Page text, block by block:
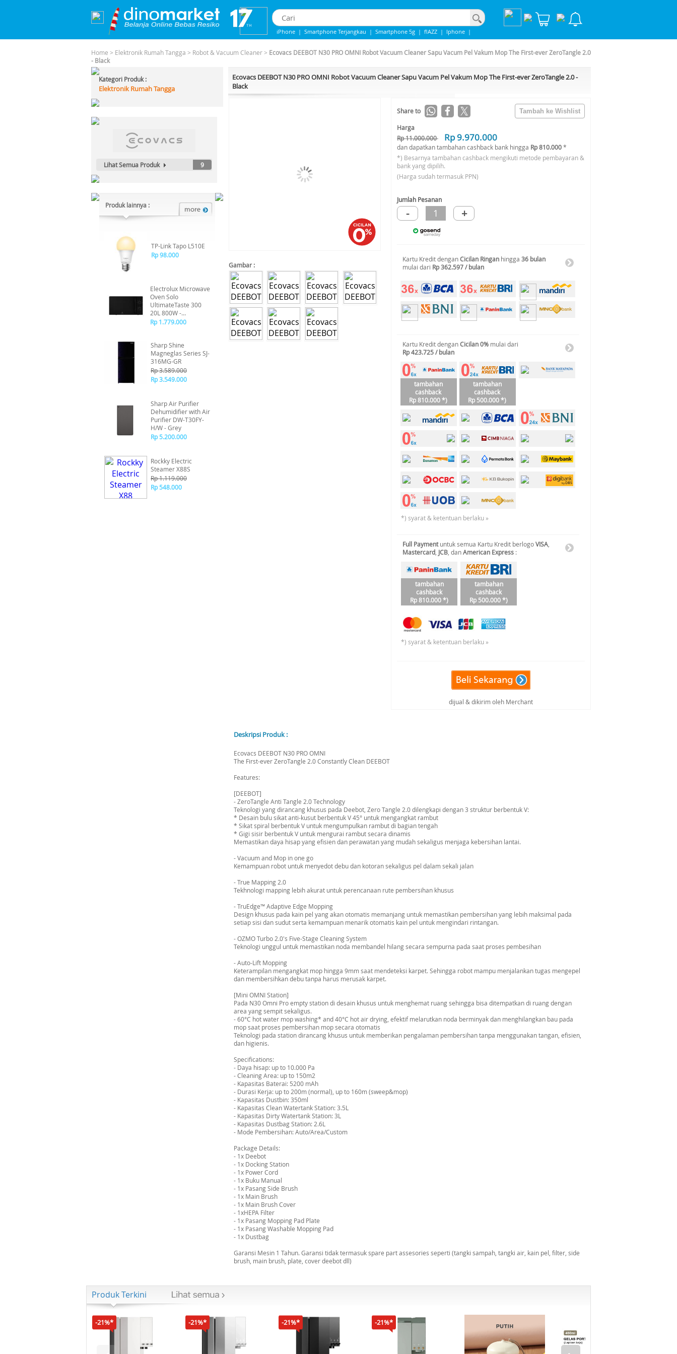
iPhone | Smartphone Terjangkau | Smartphone 5g | flAZZ | Iphone |
Home > Elektronik Rumah Tangga > Robot & Vacuum Cleaner> Ecovacs DEEBOT N30 PRO OMNI Robot Vacuum Cleaner Sapu Vacum Pel Vakum Mop The First-ever ZeroTangle 2.0
- Black
Kategori Produk :
Elektronik Rumah Tangga
Lihat Semua Produk 9
Produk lainnya :
TP-Link Tapo L510E
Rp 98.000
Electrolux Microwave
Oven Solo
UltimateTaste 300
20L 800W -
EMM20K22BA
Rp 1.779.000
Sharp Shine
Magneglas Series SJ-
316MG-GR
Rp 3.589.000
Rp 3.549.000
Sharp Air Purifier
Dehumidifier with Air
Purifier DW-T30FY-
H/W - Grey
Rp 5.200.000
Rockky Electric
Steamer X88S
Rp 1.119.000
Rp 548.000
Ecovacs DEEBOT N30 PRO OMNI Robot Vacuum Cleaner Sapu Vacum Pel Vakum Mop The First-ever ZeroTangle 2.0 -
Black
Gambar :
Share to
Harga
Rp 11.000.000
Rp 9.970.000
dan dapatkan tambahan cashback bank hingga Rp 810.000*
*) Besarnya tambahan cashback mengikuti metode pembayaran &
bank yang dipilih.
(Harga sudah termasuk PPN)
Jumlah Pesanan
- 1 +
Kartu Kredit denganCicilan Ringan hingga 36 bulan
mulai dari Rp 362.597 / bulan
Kartu Kredit denganCicilan 0% mulai dari
Rp 423.725 / bulan
tambahan
cashback
Rp 810.000 *)
tambahan
cashback
Rp 500.000 *)
*) syarat & ketentuan berlaku »
Full Paymentuntuk semua Kartu Kredit berlogoVISA
Mastercard JCB , danAmerican Express :
tambahan
cashback
Rp 810.000 *)
tambahan
cashback
Rp 500.000 *)
*) syarat & ketentuan berlaku »
dijual & dikirim oleh Merchant
Deskripsi Produk :
Ecovacs DEEBOT N30 PRO OMNI
The First-ever ZeroTangle 2.0 Constantly Clean DEEBOT
Features:
[DEEBOT]
- ZeroTangle Anti Tangle 2.0 Technology
Teknologi yang dirancang khusus pada Deebot, Zero Tangle 2.0 dilengkapi dengan 3 struktur berbentuk V:
* Desain bulu sikat anti-kusut berbentuk V 45° untuk mengangkat rambut
* Sikat spiral berbentuk V untuk mengumpulkan rambut di bagian tengah
* Gigi sisir berbentuk V untuk mengurai rambut secara dinamis
Memastikan daya hisap yang efisien dan perawatan yang mudah sekaligus menjaga kebersihan lantai.
- Vacuum and Mop in one go
Kemampuan robot untuk menyedot debu dan kotoran sekaligus pel dalam sekali jalan
- True Mapping 2.0
Tekhnologi mapping lebih akurat untuk perencanaan rute pembersihan khusus
- TruEdge™ Adaptive Edge Mopping
Design khusus pada kain pel yang akan otomatis memanjang untuk memastikan pembersihan yang lebih maksimal pada
setiap sisi dan sudut serta kemampuan menarik otomatis kain pel untuk mengindari rintangan.
- OZMO Turbo 2.0's Five-Stage Cleaning System
Teknologi unggul untuk memastikan noda membandel hilang secara sempurna pada saat proses pembesihan
- Auto-Lift Mopping
Keterampilan mengangkat mop hingga 9mm saat mendeteksi karpet. Sehingga robot mampu menjalankan tugas mengepel
dan membersihkan debu tanpa harus merusak karpet.
[Mini OMNI Station]
Pada N30 Omni Pro empty station di desain khusus untuk menghemat ruang sehingga bisa ditempatkan di ruang dengan
area yang sempit sekaligus.
- 60°C hot water mop washing* and 40°C hot air drying, efektif melarutkan noda berminyak dan menghilangkan bau pada
mop saat proses pembersihan mop secara otomatis
Teknologi pada station dirancang khusus untuk memberikan pengalaman pembersihan tanpa menggunakan tangan, efisien,
dan higienis.
Specifications:
- Daya hisap: up to 10.000 Pa
- Cleaning Area: up to 150m2
- Kapasitas Baterai: 5200 mAh
- Durasi Kerja: up to 200m (normal), up to 160m (sweep&mop)
- Kapasitas Dustbin: 350ml
- Kapasitas Clean Watertank Station: 3.5L
- Kapasitas Dirty Watertank Station: 3L
- Kapasitas Dustbag Station: 2.6L
- Mode Pembersihan: Auto/Area/Custom
Package Details:
- 1x Deebot
- 1x Docking Station
- 1x Power Cord
- 1x Buku Manual
- 1x Pasang Side Brush
- 1x Main Brush
- 1x Main Brush Cover
- 1xHEPA Filter
- 1x Pasang Mopping Pad Plate
- 1x Pasang Washable Mopping Pad
- 1x Dustbag
Garansi Mesin 1 Tahun. Garansi tidak termasuk spare part assesories seperti (tangki sampah, tangki air, kain pel, filter, side
brush, main brush, plate, cover deebot dll)
Produk Terkini
-21%* -21%* -21%* -21%*